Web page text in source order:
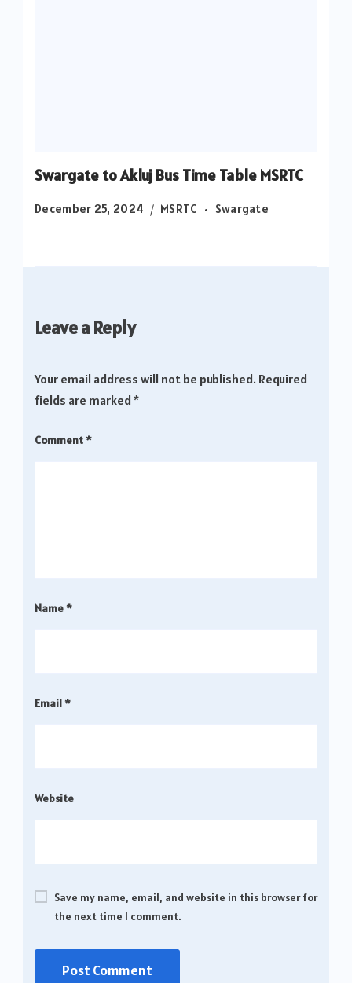
Swargate to Akluj Bus Time Table MSRTC
December 25, 2024 MSRTC Swargate
Leave a Reply
Your email address will not be published. Required
fields are marked *
Comment*
Name*
Email*
Website
Save my name, email, and website in this browser for
the next time I comment.